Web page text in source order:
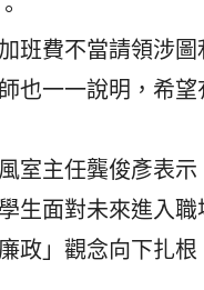
班費不當請領涉
也一一說明，希
室主任龔俊彥表
生面對未來進入
政」觀念向下扎根